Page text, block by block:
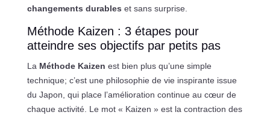
changements durables et sans surprise.
Méthode Kaizen : 3 étapes pour
atteindre ses objectifs par petits pas
La Méthode Kaizen est bien plus qu’une simple
technique; c’est une philosophie de vie inspirante issue
du Japon, qui place l’amélioration continue au cœur de
chaque activité. Le mot « Kaizen » est la contraction des